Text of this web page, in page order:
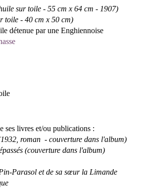
sur toile - 55 cm x 64 cm - 1907)
toile - 40 cm x 50 cm)
détenue par une Enghiennoise
ses livres et/ou publications :
roman - couverture dans l'album)
(couverture dans l'album)
Parasol et de sa sœur la Limande